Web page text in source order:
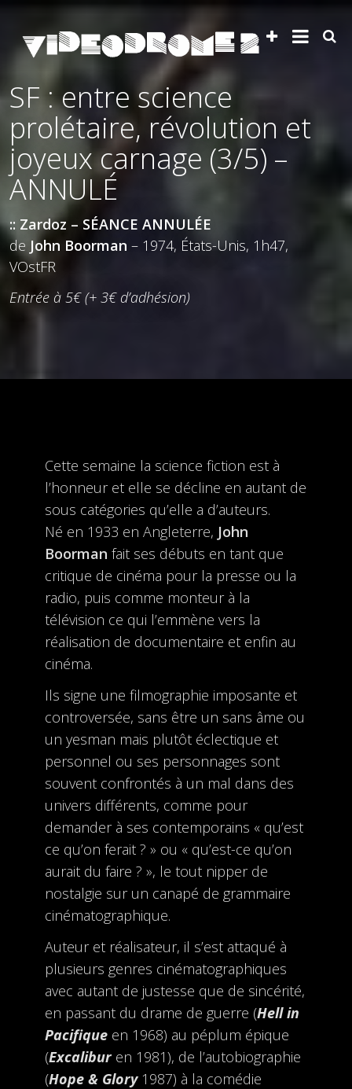
SF : entre science
prolétaire, révolution et
joyeux carnage (3/5) –
ANNULÉ
:: Zardoz – SÉANCE ANNULÉE
de John Boorman – 1974, États-Unis, 1h47,
VOstFR
Entrée à 5€ (+ 3€ d’adhésion)
Cette semaine la science fiction est à
l’honneur et elle se décline en autant de
sous catégories qu’elle a d’auteurs.
Né en 1933 en Angleterre, John
Boorman fait ses débuts en tant que
critique de cinéma pour la presse ou la
radio, puis comme monteur à la
télévision ce qui l’emmène vers la
réalisation de documentaire et enfin au
cinéma.
Ils signe une filmographie imposante et
controversée, sans être un sans âme ou
un yesman mais plutôt éclectique et
personnel ou ses personnages sont
souvent confrontés à un mal dans des
univers différents, comme pour
demander à ses contemporains « qu’est
ce qu’on ferait ? » ou « qu’est-ce qu’on
aurait du faire ? », le tout nipper de
nostalgie sur un canapé de grammaire
cinématographique.
Auteur et réalisateur, il s’est attaqué à
plusieurs genres cinématographiques
avec autant de justesse que de sincérité,
en passant du drame de guerre (Hell in
Pacifiqueen 1968) au péplum épique
(Excaliburen 1981), de l’autobiographie
(Hope & Glory1987) à la comédie